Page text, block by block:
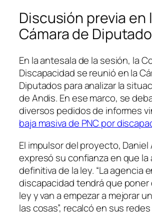
Discusión previa en
Cámara de
En la antesala de la sesión, la
Discapacidad se reunió en la
Diputados para analizar la
de Andis. En ese marco, se
diversos pedidos de informes
baja masiva de PNC por
El impulsor del proyecto, Daniel
expresó su confianza en que la
definitiva de la ley. “La agencia
discapacidad tendrá que poner
ley y van a empezar a mejorar
las cosas”, recalcó en sus